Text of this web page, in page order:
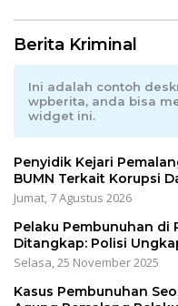
Berita Kriminal
Ini adalah contoh
wpberita, anda bisa
widget ini.
Penyidik Kejari
BUMN Terkait Korupsi
Jumat, 7 Agustus 2026
Pelaku Pembunuhan di
Ditangkap: Polisi
Selasa, 25 November 2025
Kasus Pembunuhan